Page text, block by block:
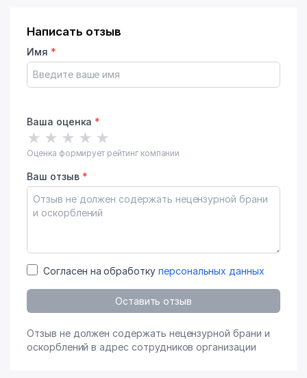
Написать отзыв
Имя *
Ваша оценка *
★ ★ ★ ★ ★
Оценка формирует рейтинг компании
Ваш отзыв *
Согласен на обработку персональных данных
Оставить отзыв
Отзыв не должен содержать нецензурной брани и
оскорблений в адрес сотрудников организации